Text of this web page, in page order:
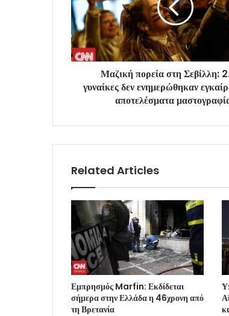
Μαζική πορεία στη Σεβίλλη:
γυναίκες δεν ενημερώθηκαν
αποτελέσματα
Related Articles
Εμπρησμός Marfin: Εκδίδεται
σήμερα στην Ελλάδα η 46χρονη από
τη Βρετανία